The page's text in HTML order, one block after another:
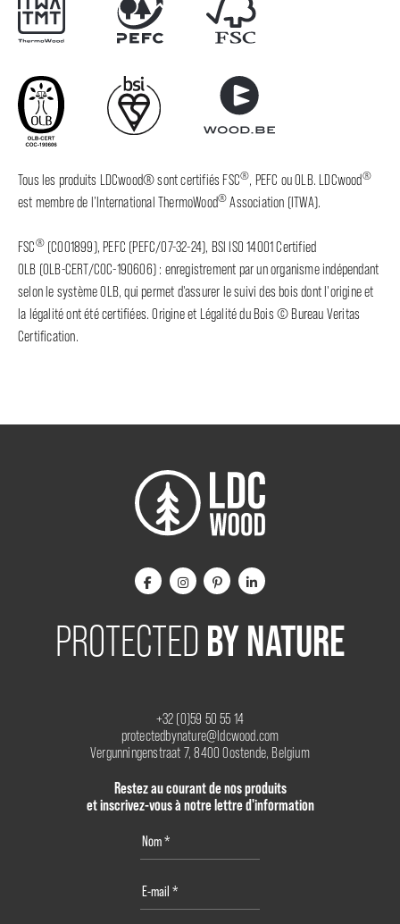
Tous les produits LDCwood® sont certifiés FSC®, PEFC ou OLB. LDCwood®
est membre de l’International ThermoWood® Association (ITWA).
FSC®(C001899), PEFC (PEFC/07-32-24), BSI ISO 14001 Certified
OLB (OLB-CERT/COC-190606) : enregistrement par un organisme indépendant
selon le système OLB, qui permet d'assurer le suivi des bois dont l'origine et
la légalité ont été certifiées. Origine et Légalité du Bois © Bureau Veritas
Certification.
PROTECTED BY NATURE
+32 (0)59 50 55 14
protectedbynature@ldcwood.com
Vergunningenstraat 7, 8400 Oostende, Belgium
Restez au courant de nos produits
et inscrivez-vous à notre lettre d'information